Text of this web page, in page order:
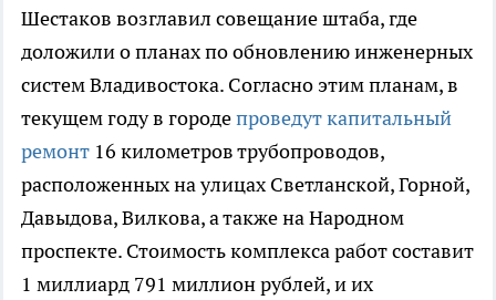
Шестаков возглавил совещание штаба, где
доложили о планах по обновлению инженерных
систем Владивостока. Согласно этим планам, в
текущем году в городепроведут капитальный
ремонт 16 километров трубопроводов,
расположенных на улицах Светланской, Горной,
Давыдова, Вилкова, а также на Народном
проспекте. Стоимость комплекса работ составит
1 миллиард 791 миллион рублей, и их